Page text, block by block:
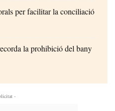
per facilitar la conciliació
la prohibició del bany
-